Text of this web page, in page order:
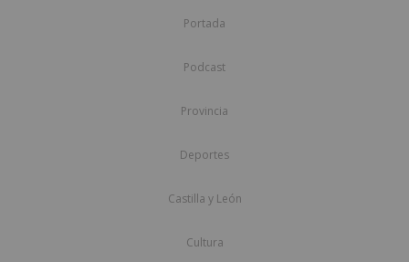
Portada
Podcast
Provincia
Deportes
Castilla y León
Cultura